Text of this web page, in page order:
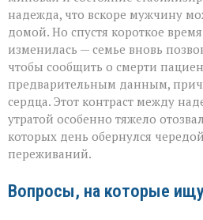
надежда, что вскоре мужчину
домой. Но спустя короткое
изменилась — семье вновь
чтобы сообщить о смерти
предварительным данным,
сердца. Этот контраст между
утратой особенно тяжело
которых день обернулся
переживаний.
Вопросы, на которые